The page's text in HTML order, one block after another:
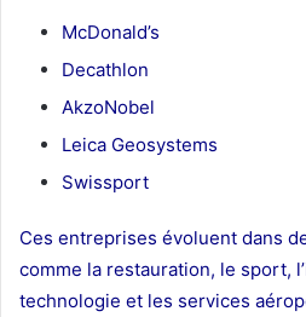
McDonald’s
Decathlon
AkzoNobel
Leica Geosystems
Swissport
Ces entreprises évoluent dans
comme la restauration, le sport,
technologie et les services